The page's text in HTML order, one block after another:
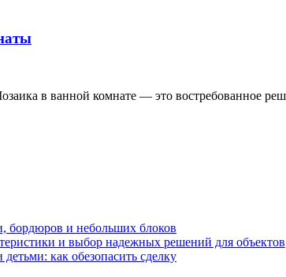
в ванной комнате — это востребованное
бордюров и небольших блоков
и выбор надежных решений для объектов
как обезопасить сделку